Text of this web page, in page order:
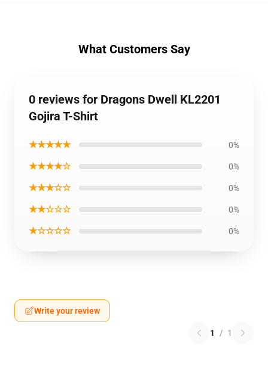
What Customers Say
0 reviews for Dragons Dwell KL2201
Gojira T-Shirt
★★★★★ 0%
★★★★☆ 0%
★★★☆☆ 0%
★★☆☆☆ 0%
★☆☆☆☆ 0%
Write your review
1 / 1